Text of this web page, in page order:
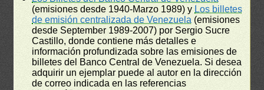
(emisiones desde 1940-Marzo 1989) y Los billetes
de emisión centralizada de Venezuela (emisiones
desde September 1989-2007) por Sergio Sucre
Castillo, donde contiene más detalles e
información profundizada sobre las emisiones de
billetes del Banco Central de Venezuela. Si desea
adquirir un ejemplar puede al autor en la dirección
de correo indicada en las referencias